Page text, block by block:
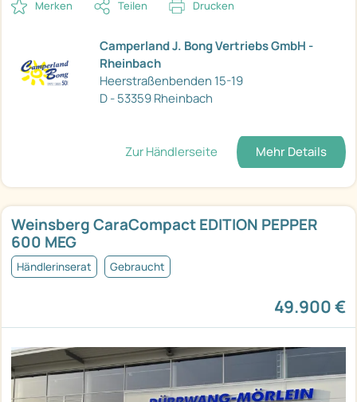
Merken Teilen Drucken
Camperland J. Bong Vertriebs GmbH -
Rheinbach
Heerstraßenbenden 15-19
D - 53359 Rheinbach
Zur Händlerseite Mehr Details
Weinsberg CaraCompact EDITION PEPPER
600 MEG
Händlerinserat Gebraucht
49.900 €